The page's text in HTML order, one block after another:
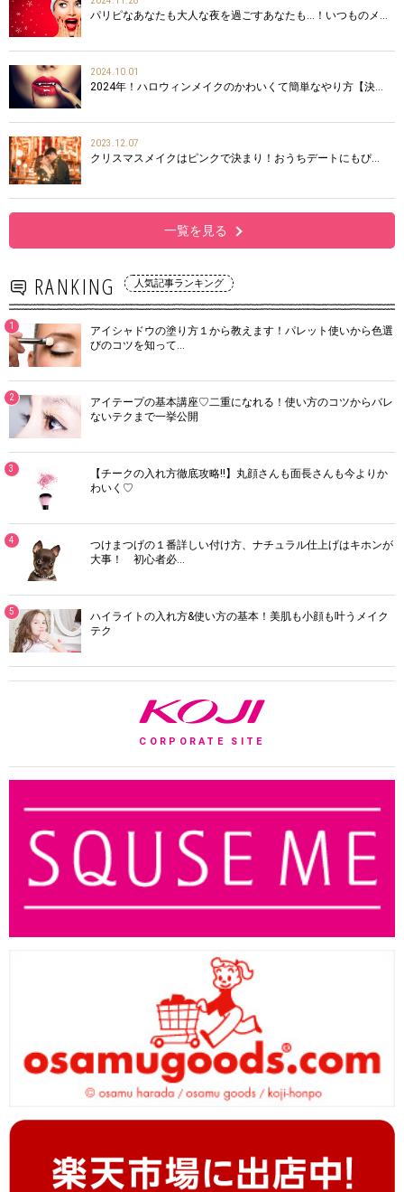
パリピなあなたも大人な夜を過ごすあなたも…！いつものメ…
2024.10.01
2024年！ハロウィンメイクのかわいくて簡単なやり方【決…
2023.12.07
クリスマスメイクはピンクで決まり！おうちデートにもぴ…
一覧を見る
RANKING 人気記事ランキング
1
アイシャドウの塗り方１から教えます！パレット使いから色選
びのコツを知って…
2
アイテープの基本講座♡二重になれる！使い方のコツからバレ
ないテクまで一挙公開
3
【チークの入れ方徹底攻略!!】丸顔さんも面長さんも今よりか
わいく♡
4
つけまつげの１番詳しい付け方、ナチュラル仕上げはキホンが
大事！ 初心者必…
5
ハイライトの入れ方&使い方の基本！美肌も小顔も叶うメイク
テク
CORPORATE SITE